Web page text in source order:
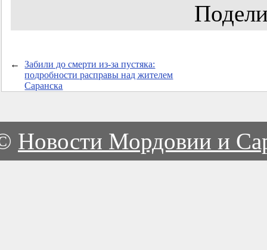
←
Забили до смерти из-за пустяка:
подробности расправы над жителем
Саранска
Новости Мордовии и